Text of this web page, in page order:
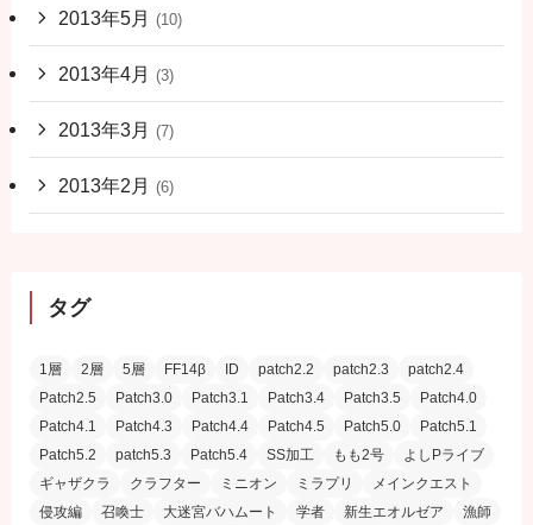
2013年5月 (10)
2013年4月 (3)
2013年3月 (7)
2013年2月 (6)
タグ
1層 2層 5層 FF14β ID patch2.2 patch2.3
patch2.4
Patch2.5
Patch3.0 Patch3.1 Patch3.4 Patch3.5
Patch4.0
Patch4.1
Patch4.3 Patch4.4 Patch4.5 Patch5.0
Patch5.1
Patch5.2
patch5.3 Patch5.4 SS加工 もも2号
よしPライブ
ギャザクラ
クラフター ミニオン ミラプリ
メインクエスト
侵攻編
召喚士 大迷宮バハムート 学者 新生エオルゼア
漁師